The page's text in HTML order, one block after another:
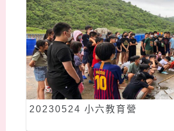
20230524 小六教育營